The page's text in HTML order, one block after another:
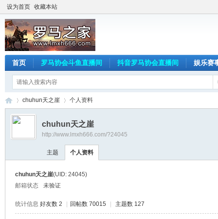
设为首页 收藏本站
首页 罗马协会斗鱼直播间 抖音罗马协会直播间 娱乐赛
›
chuhun天之崖 个人资料
chuhun天之崖
http://www.lmxh666.com/?24045
主题 个人资料
chuhun天之崖(UID: 24045)
邮箱状态
未验证
统计信息 好友数 2 回帖数 70015 主题数 127